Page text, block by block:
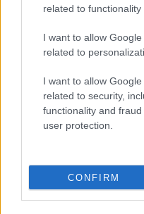
related to
I want to allow
related to
I want to allow
related to security,
functionality and
user protection.
CONFIRM
Come scegliere le
e performance